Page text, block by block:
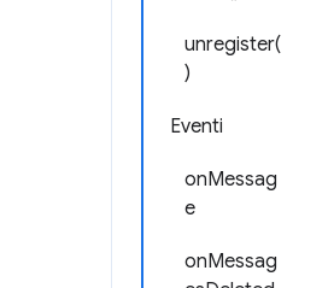
unregister(
)
Eventi
onMessag
e
onMessag